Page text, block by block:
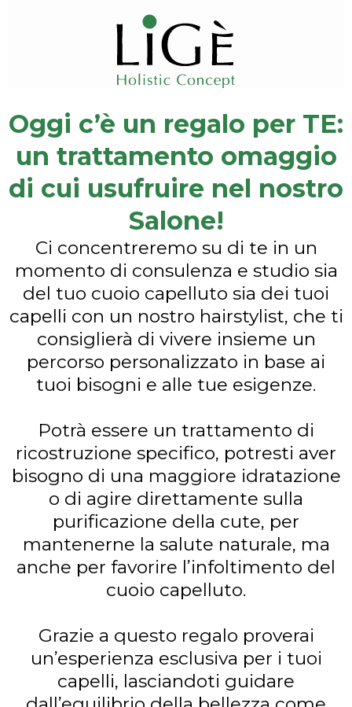
Oggi c’è un regalo per TE:
un trattamento omaggio
di cui usufruire nel nostro
Salone!
Ci concentreremo su di te in un
momento di consulenza e studio sia
del tuo cuoio capelluto sia dei tuoi
capelli con un nostro hairstylist, che ti
consiglierà di vivere insieme un
percorso personalizzato in base ai
tuoi bisogni e alle tue esigenze.
Potrà essere un trattamento di
ricostruzione specifico, potresti aver
bisogno di una maggiore idratazione
o di agire direttamente sulla
purificazione della cute, per
mantenerne la salute naturale, ma
anche per favorire l’infoltimento del
cuoio capelluto.
Grazie a questo regalo proverai
un’esperienza esclusiva per i tuoi
capelli, lasciandoti guidare